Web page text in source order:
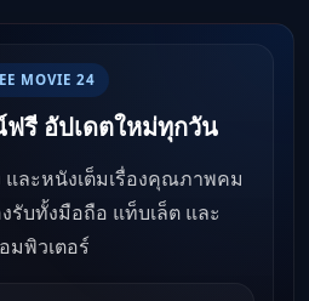
MOVIE 24
รี อัปเดตใหม่ทุกวัน
ละหนังเต็มเรื่องคุณภาพคม
รับทั้งมือถือ แท็บเล็ต และ
มพิวเตอร์